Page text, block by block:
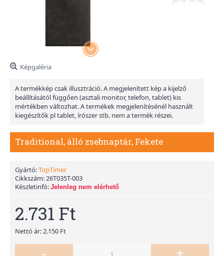
Képgaléria
A termékkép csak illusztráció. A megjelenített kép a kijelző
beállításától függően (asztali monitor, telefon, tablet) kis
mértékben változhat. A termékek megjelenítésénél használt
kiegészítők pl tablet, írószer stb. nem a termék részei.
Traditional, álló zsebnaptár, Fekete
Gyártó:TopTimer
Cikkszám:26T035T-003
Készletinfó: Jelenleg nem elérhető
2.731 Ft
Nettó ár: 2.150 Ft